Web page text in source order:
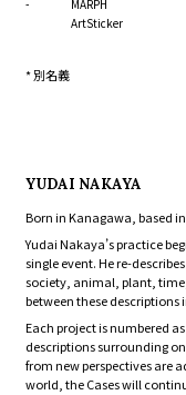
-
MARPH
ArtSticker
* 別名義
YUDAI NAKAYA
Born in Kanagawa, based
Yudai Nakaya’s practice
single event. He re-
society, animal, plant,
between these descriptions
Each project is numbered
descriptions surrounding
from new perspectives are
world, the Cases will